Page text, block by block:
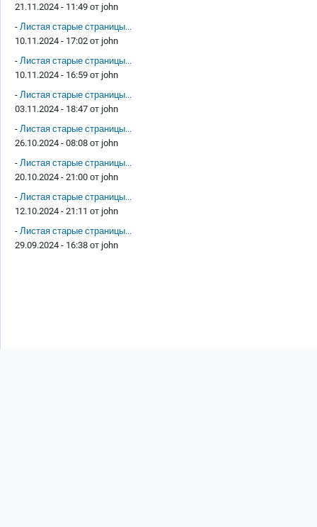
21.11.2024 - 11:49 от john
- Листая старые страницы...
10.11.2024 - 17:02 от john
- Листая старые страницы...
10.11.2024 - 16:59 от john
- Листая старые страницы...
03.11.2024 - 18:47 от john
- Листая старые страницы...
26.10.2024 - 08:08 от john
- Листая старые страницы...
20.10.2024 - 21:00 от john
- Листая старые страницы...
12.10.2024 - 21:11 от john
- Листая старые страницы...
29.09.2024 - 16:38 от john